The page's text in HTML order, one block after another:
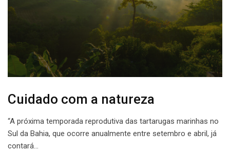
Cuidado com a natureza
“A próxima temporada reprodutiva das tartarugas marinhas no
Sul da Bahia, que ocorre anualmente entre setembro e abril, já
contará…